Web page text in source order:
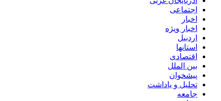
اجتماعی
اخبار
اخبار ویژه
اردبیل
استانها
اقتصادی
بین الملل
پیشخوان
تحلیل و یاداشت
جامعه